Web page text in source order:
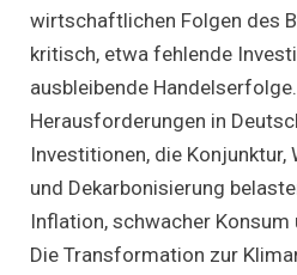
wirtschaftlichen Folgen des
kritisch, etwa fehlende
ausbleibende
Herausforderungen in
Investitionen, die
und Dekarbonisierung
Inflation, schwacher Konsum
Die Transformation zur